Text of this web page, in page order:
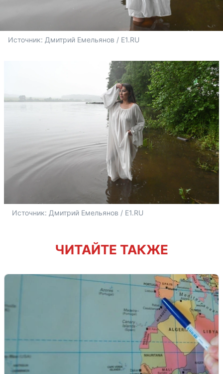
Источник: Дмитрий Емельянов / E1.RU
Источник: Дмитрий Емельянов / E1.RU
ЧИТАЙТЕ ТАКЖЕ